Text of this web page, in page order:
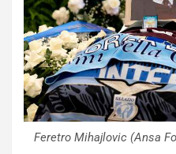
Feretro Mihajlovic (Ansa